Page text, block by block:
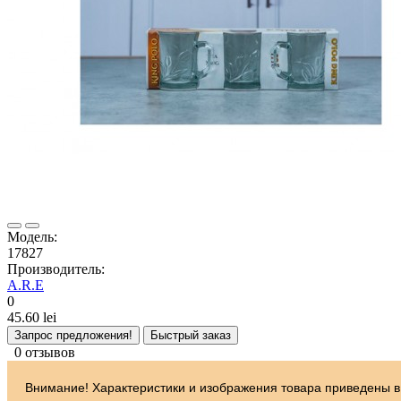
Модель:
17827
Производитель:
A.R.E
0
45.60 lei
Запрос предложения! Быстрый заказ
0 отзывов
Внимание! Характеристики и изображения товара приведены